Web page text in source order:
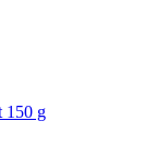
150 g